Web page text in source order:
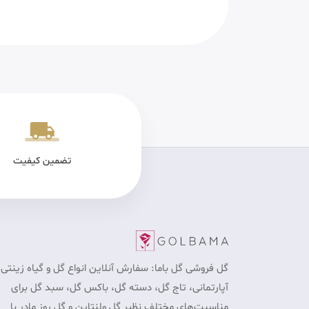
تضمین کیفیت
گل فروشی گل باما: سفارش آنلاین انواع گل و گیاه
آپارتمانی، تاج گل، دسته گل، باکس گل، سبد گل برای